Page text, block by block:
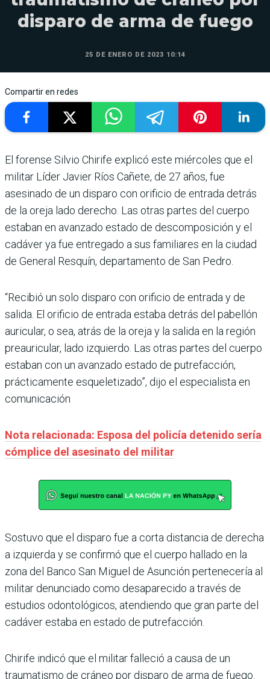
disparo de arma de fuego
25 DE ENERO DE 2023 10:14
Compartir en redes
El forense Silvio Chirife explicó este miércoles que el
militar Líder Javier Ríos Cañete, de 27 años, fue
asesinado de un disparo con orificio de entrada detrás
de la oreja lado derecho. Las otras partes del cuerpo
estaban en avanzado estado de descomposición y el
cadáver ya fue entregado a sus familiares en la ciudad
de General Resquín, departamento de San Pedro.
“Recibió un solo disparo con orificio de entrada y de
salida. El orificio de entrada estaba detrás del pabellón
auricular, o sea, atrás de la oreja y la salida en la región
preauricular, lado izquierdo. Las otras partes del cuerpo
estaban con un avanzado estado de putrefacción,
prácticamente esqueletizado”, dijo el especialista en
comunicación
Nota relacionada: Esposa del policía detenido sería
cómplice del asesinato del militar
Sostuvo que el disparo fue a corta distancia de derecha
a izquierda y se confirmó que el cuerpo hallado en la
zona del Banco San Miguel de Asunción pertenecería al
militar denunciado como desaparecido a través de
estudios odontológicos, atendiendo que gran parte del
cadáver estaba en estado de putrefacción.
Chirife indicó que el militar falleció a causa de un
traumatismo de cráneo por disparo de arma de fuego.